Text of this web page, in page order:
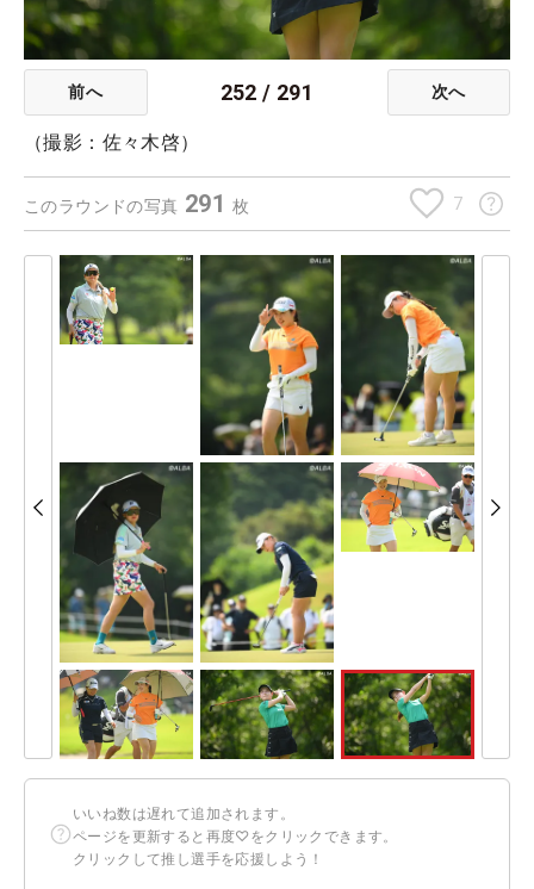
前へ 252 / 291 次へ
（撮影：佐々木啓）
このラウンドの写真 291 枚 7
いいね数は遅れて追加されます。
ページを更新すると再度♡をクリックできます。
クリックして推し選手を応援しよう！